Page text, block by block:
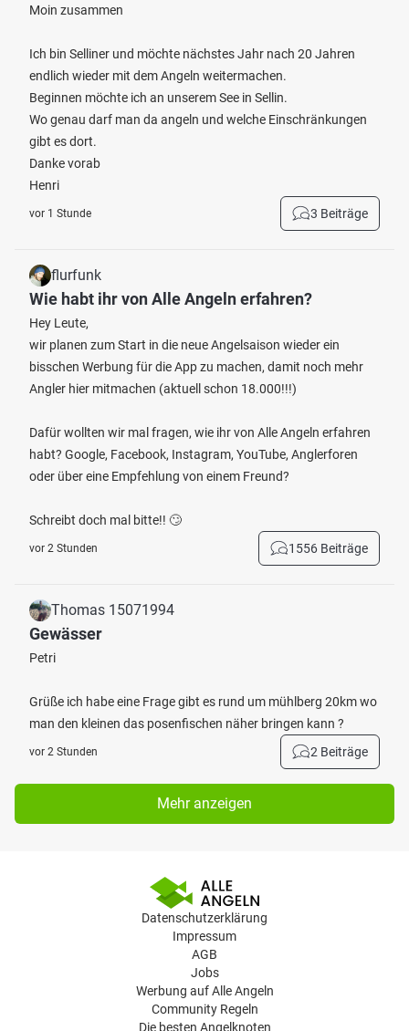
Moin zusammen
Ich bin Selliner und möchte nächstes Jahr nach 20 Jahren
endlich wieder mit dem Angeln weitermachen.
Beginnen möchte ich an unserem See in Sellin.
Wo genau darf man da angeln und welche Einschränkungen
gibt es dort.
Danke vorab
Henri
vor 1 Stunde 3 Beiträge
flurfunk
Wie habt ihr von Alle Angeln erfahren?
Hey Leute,
wir planen zum Start in die neue Angelsaison wieder ein
bisschen Werbung für die App zu machen, damit noch mehr
Angler hier mitmachen (aktuell schon 18.000!!!)
Dafür wollten wir mal fragen, wie ihr von Alle Angeln erfahren
habt? Google, Facebook, Instagram, YouTube, Anglerforen
oder über eine Empfehlung von einem Freund?
Schreibt doch mal bitte!! 🙄
vor 2 Stunden 1556 Beiträge
Thomas 15071994
Gewässer
Petri
Grüße ich habe eine Frage gibt es rund um mühlberg 20km wo
man den kleinen das posenfischen näher bringen kann ?
vor 2 Stunden 2 Beiträge
Mehr anzeigen
Datenschutzerklärung
Impressum
AGB
Jobs
Werbung auf Alle Angeln
Community Regeln
Die besten Angelknoten